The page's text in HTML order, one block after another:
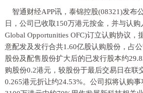
智通财经APP讯，泰锦控股(08321)发布
日，公司已收取150万港元按金，并与认购
Global Opportunities OFC)订立认购协议，
意配发及发行合共1.60亿股认购股份，占
股份及配售股份扩大后的已发行股本约
购股份0.2港元，较股份于最后交易日在联
0.265港元折让约24.53%。公司拟将认购